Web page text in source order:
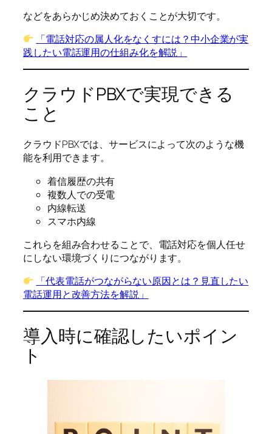
などをあらかじめ決めておくことが大切です。
「電話対応の属人化をなくすには？中小企業が実
践したい電話運用の仕組み化を解説」
クラウドPBXで実現できる
こと
クラウドPBXでは、サービスによって次のような機
能を利用できます。
着信履歴の共有
複数人での受電
内線転送
スマホ内線
これらを組み合わせることで、電話対応を個人任せ
にしない環境づくりにつながります。
「代表電話がつながらない原因とは？見直したい
電話運用と改善方法を解説」
導入時に確認したいポイン
ト